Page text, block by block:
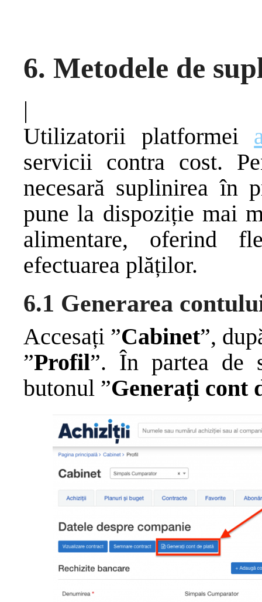
6. Metodele de
|
Utilizatorii platformei
servicii contra cost.
necesară suplinirea în
pune la dispoziție mai
alimentare, oferind
efectuarea plăților.
6.1 Generarea
Accesați ”Cabinet”,
”Profil”. În partea de
butonul ”Generați cont